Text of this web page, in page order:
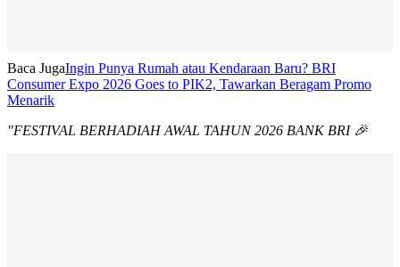
Baca JugaIngin Punya Rumah atau Kendaraan Baru? BRI
Consumer Expo 2026 Goes to PIK2, Tawarkan Beragam Promo
Menarik
"FESTIVAL BERHADIAH AWAL TAHUN 2026 BANK BRI 🎉